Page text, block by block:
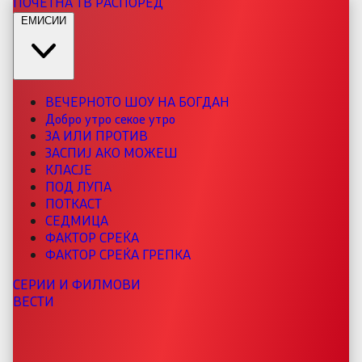
ЕМИСИИ
ВЕЧЕРНОТО ШОУ НА БОГДАН
Добро утро секое утро
ЗА ИЛИ ПРОТИВ
ЗАСПИЈ АКО МОЖЕШ
КЛАСЈЕ
ПОД ЛУПА
ПОТКАСТ
СЕДМИЦА
ФАКТОР СРЕЌА
ФАКТОР СРЕЌА ГРЕПКА
СЕРИИ И ФИЛМОВИ
ВЕСТИ